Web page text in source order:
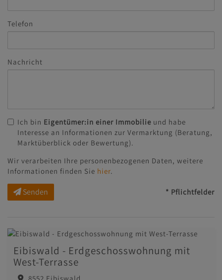
Telefon
Nachricht
Ich bin Eigentümer:in einer Immobilie und habe
Interesse an Informationen zur Vermarktung (Beratung,
Marktüberblick oder Bewertung).
Wir verarbeiten Ihre personenbezogenen Daten, weitere
Informationen finden Sie hier.
Senden * Pflichtfelder
Eibiswald - Erdgeschosswohnung mit
West-Terrasse